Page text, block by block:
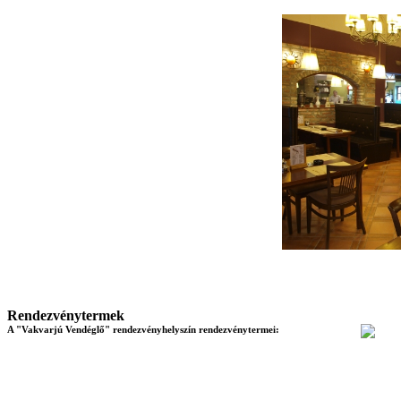
Rendezvénytermek
A "Vakvarjú Vendéglő" rendezvényhelyszín rendezvénytermei: